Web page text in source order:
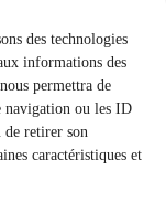
des technologies
informations des
permettra de
navigation ou les ID
de retirer son
caractéristiques et